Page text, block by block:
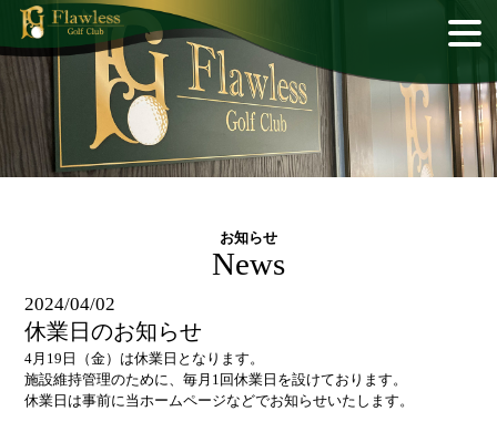
お知らせ
News
2024/04/02
休業日のお知らせ
4月19日（金）は休業日となります。
施設維持管理のために、毎月1回休業日を設けております。
休業日は事前に当ホームページなどでお知らせいたします。